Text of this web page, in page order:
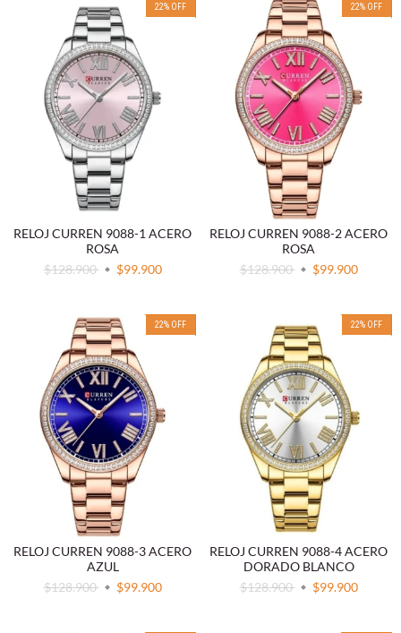
22% OFF
RELOJ CURREN 9088-1 ACERO
ROSA
$128.900
$99.900
22% OFF
RELOJ CURREN 9088-2 ACERO
ROSA
$128.900
$99.900
22% OFF
RELOJ CURREN 9088-3 ACERO
AZUL
$128.900
$99.900
22% OFF
RELOJ CURREN 9088-4 ACERO
DORADO BLANCO
$128.900
$99.900